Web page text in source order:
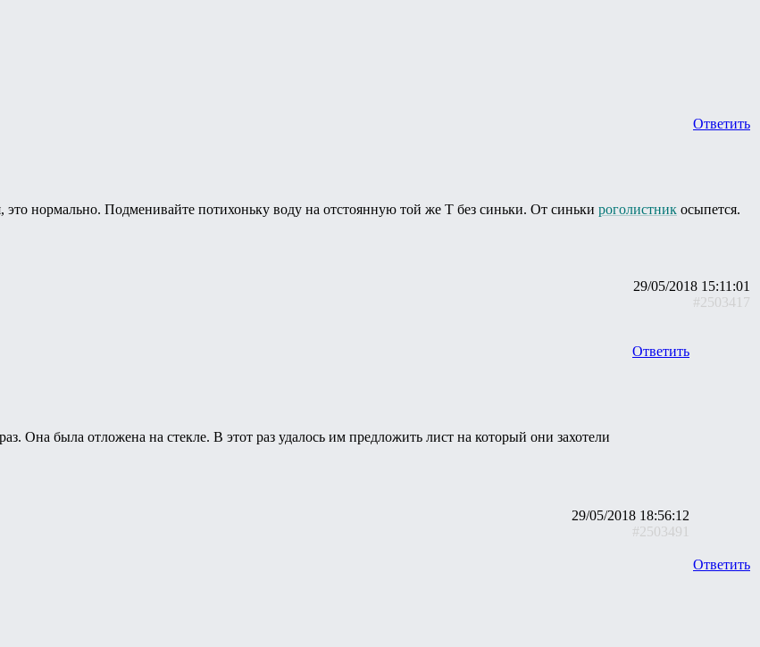
Ответить
это нормально. Подменивайте потихоньку воду на отстоянную той же Т без синьки. От синьки роголистник осыпется.
29/05/2018 15:11:01
#2503417
Ответить
Она была отложена на стекле. В этот раз удалось им предложить лист на который они захотели
29/05/2018 18:56:12
#2503491
Ответить